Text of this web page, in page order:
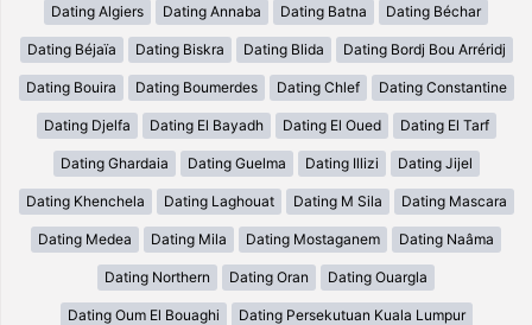
Dating Algiers Dating Annaba Dating Batna Dating Béchar
Dating Béjaïa Dating Biskra Dating Blida Dating Bordj Bou Arréridj
Dating Bouira Dating Boumerdes Dating Chlef Dating Constantine
Dating Djelfa Dating El Bayadh Dating El Oued Dating El Tarf
Dating Ghardaia Dating Guelma Dating Illizi Dating Jijel
Dating Khenchela Dating Laghouat Dating M Sila Dating Mascara
Dating Medea Dating Mila Dating Mostaganem Dating Naâma
Dating Northern Dating Oran Dating Ouargla
Dating Oum El Bouaghi Dating Persekutuan Kuala Lumpur